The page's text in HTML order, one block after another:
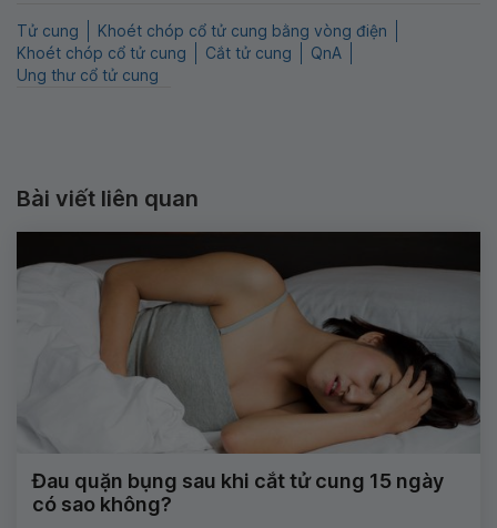
Tử cung
Khoét chóp cổ tử cung bằng vòng điện
Khoét chóp cổ tử cung
Cắt tử cung
QnA
Ung thư cổ tử cung
Bài viết liên quan
Đau quặn bụng sau khi cắt tử cung 15 ngày
có sao không?